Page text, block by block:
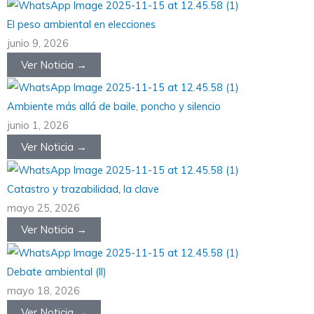
El peso ambiental en elecciones
junio 9, 2026
Ver Noticia →
Ambiente más allá de baile, poncho y silencio
junio 1, 2026
Ver Noticia →
Catastro y trazabilidad, la clave
mayo 25, 2026
Ver Noticia →
Debate ambiental (II)
mayo 18, 2026